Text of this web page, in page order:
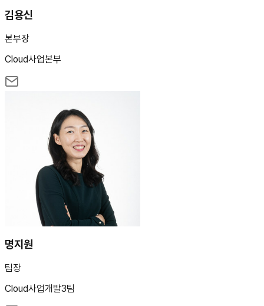
김용신
본부장
Cloud사업본부
명지원
팀장
Cloud사업개발3팀